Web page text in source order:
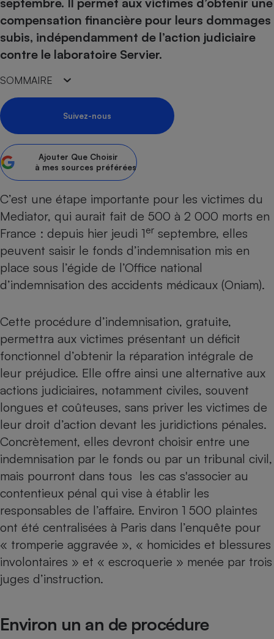
compensation financière pour leurs dommages
subis, indépendamment de l’action judiciaire
contre le laboratoire Servier.
SOMMAIRE
Suivez-nous
Ajouter Que Choisir
à mes sources préférées
C’est une étape importante pour les victimes du
Mediator, qui aurait fait de 500 à 2 000 morts en
France : depuis hier jeudi 1er septembre, elles
peuvent saisir le fonds d’indemnisation mis en
place sous l’égide de l’Office national
d’indemnisation des accidents médicaux (Oniam).
Cette procédure d’indemnisation, gratuite,
permettra aux victimes présentant un déficit
fonctionnel d’obtenir la réparation intégrale de
leur préjudice. Elle offre ainsi une alternative aux
actions judiciaires, notamment civiles, souvent
longues et coûteuses, sans priver les victimes de
leur droit d’action devant les juridictions pénales.
Concrètement, elles devront choisir entre une
indemnisation par le fonds ou par un tribunal civil,
mais pourront dans tous les cas s'associer au
contentieux pénal qui vise à établir les
responsables de l’affaire. Environ 1 500 plaintes
ont été centralisées à Paris dans l’enquête pour
« tromperie aggravée », « homicides et blessures
involontaires » et « escroquerie » menée par trois
juges d’instruction.
Environ un an de procédure
Sécurité - Hygiène
bouteille
Assurance
Banque - Crédit
Epargne - Fiscalité
Mutuelle
Assurance emprunteur
Banque
Circulation routière
Contrôle technique -
Pièce détachée
Comparateur auto
Comparatif hotte
Comparatif climatiseur
Comparatif robot cuiseur
Comparatif centrale
Gros électroménager
Petit électroménager -
Lave-linge
Électricité - Gaz
Comparatif imprimante
Comparatif ordinateur
Image et son
Informatique
Internet
Téléphonie
Téléviseur
Téléphone mobile -
Smartphone
Crédit immobilier
Comparatif radiateur
Chauffage
Produit d'entretien
Sécurité domestique
Matelas
Radiateur électrique
Hygiène - Beauté
Mutuelle
Antimoustique
Maison de retraite
Choisir son fioul
Choisir son pellet
Comparateur assurance emprunteur
Tous les comparateurs
Toutes les cartes interactives
Speedtest - Testez le débit de votre
connexion Internet